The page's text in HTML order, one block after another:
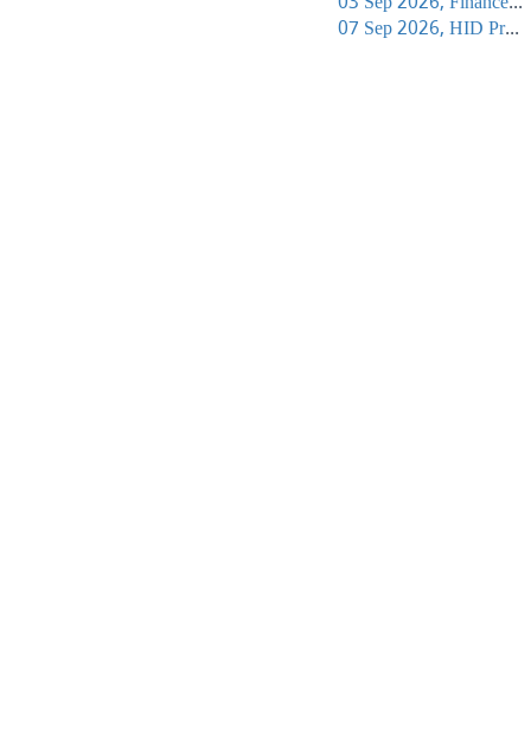
07 Sep 2026, HID Project Management Training